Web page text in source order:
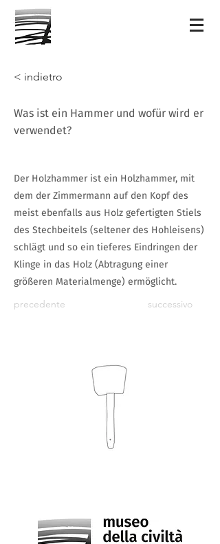
< indietro
Was ist ein Hammer und wofür wird er
verwendet?
Der Holzhammer ist ein Holzhammer, mit
dem der Zimmermann auf den Kopf des
meist ebenfalls aus Holz gefertigten Stiels
des Stechbeitels (seltener des Hohleisens)
schlägt und so ein tieferes Eindringen der
Klinge in das Holz (Abtragung einer
größeren Materialmenge) ermöglicht.
precedente successivo